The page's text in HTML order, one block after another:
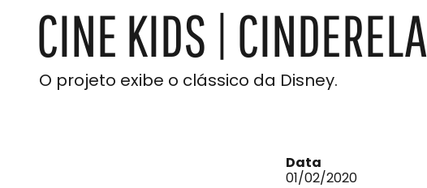
CINE KIDS | CINDERELA
O projeto exibe o clássico da Disney.
Data
01/02/2020